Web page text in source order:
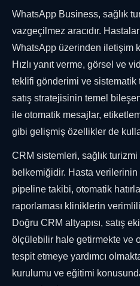
WhatsApp Business, sağlık
vazgeçilmez aracıdır.
WhatsApp üzerinden iletişim
Hızlı yanıt verme, görsel ve
teklifi gönderimi ve sistematik
satış stratejisinin temel
ile otomatik mesajlar,
gibi gelişmiş özellikler de
CRM sistemleri, sağlık turizmi
belkemiğidir. Hasta verilerinin
pipeline takibi, otomatik
raporlaması kliniklerin
Doğru CRM altyapısı, satış
ölçülebilir hale getirmekte ve
tespit etmeye yardımcı
kurulumu ve eğitimi